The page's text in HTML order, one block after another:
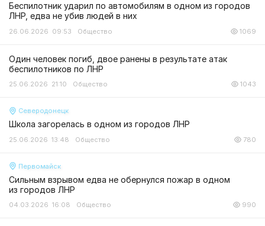
Беспилотник ударил по автомобилям в одном из городов
ЛНР, едва не убив людей в них
26.06.2026 09:53 Общество 1069
Один человек погиб, двое ранены в результате атак
беспилотников по ЛНР
25.06.2026 21:10 Общество 1043
Северодонецк
Школа загорелась в одном из городов ЛНР
25.06.2026 13:48 Общество 780
Первомайск
Сильным взрывом едва не обернулся пожар в одном
из городов ЛНР
04.03.2026 16:08 Общество 990